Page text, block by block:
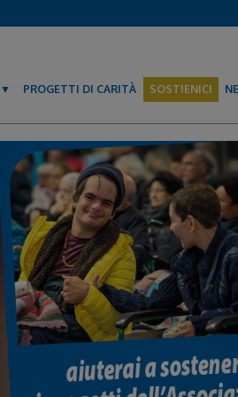
PROGETTI DI CARITÀ SOSTIENICI